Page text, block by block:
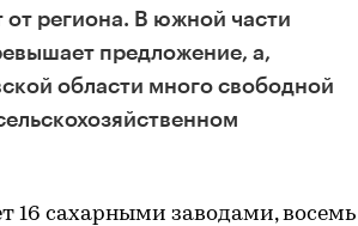
от региона. В южной части
предложение, а,
области много свободной
16 сахарными заводами, восемь